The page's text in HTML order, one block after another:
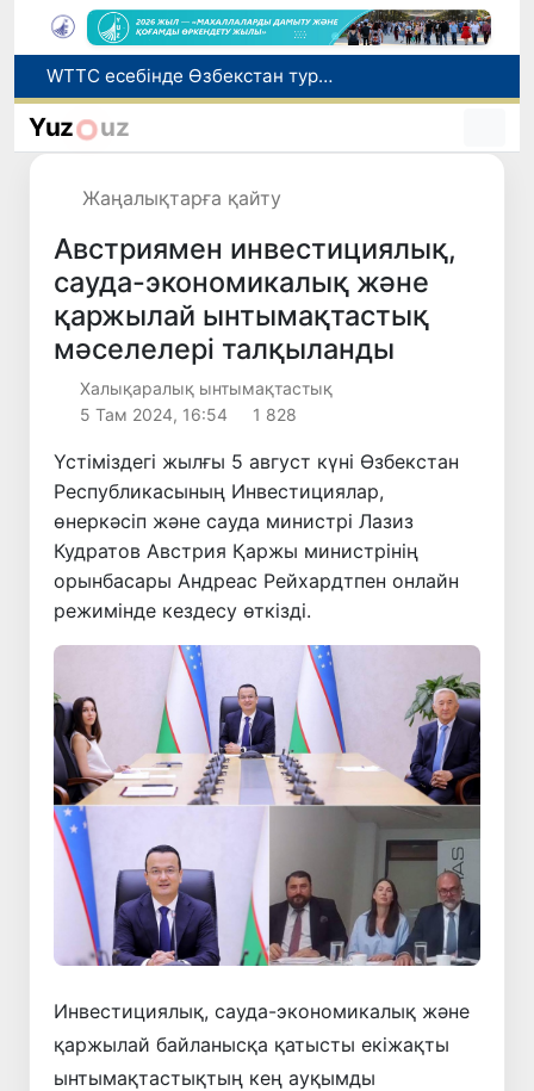
Мүмкіндігі шектеулі талапкерлерге қабылдау емтихандарында қосымша уақыт беріледі
Беларусьтен Өзбекстанға екінші тікелей жүк пойызы жөнелтілді
Yuz uz
Жаңалықтарға қайту
Австриямен инвестициялық,
сауда-экономикалық және
қаржылай ынтымақтастық
мәселелері талқыланды
Халықаралық ынтымақтастық
5 Там 2024, 16:54
1 828
Үстіміздегі жылғы 5 август күні Өзбекстан
Республикасының Инвестициялар,
өнеркәсіп және сауда министрі Лазиз
Кудратов Австрия Қаржы министрінің
орынбасары Андреас Рейхардтпен онлайн
режимінде кездесу өткізді.
Инвестициялық, сауда-экономикалық және
қаржылай байланысқа қатысты екіжақты
ынтымақтастықтың кең ауқымды